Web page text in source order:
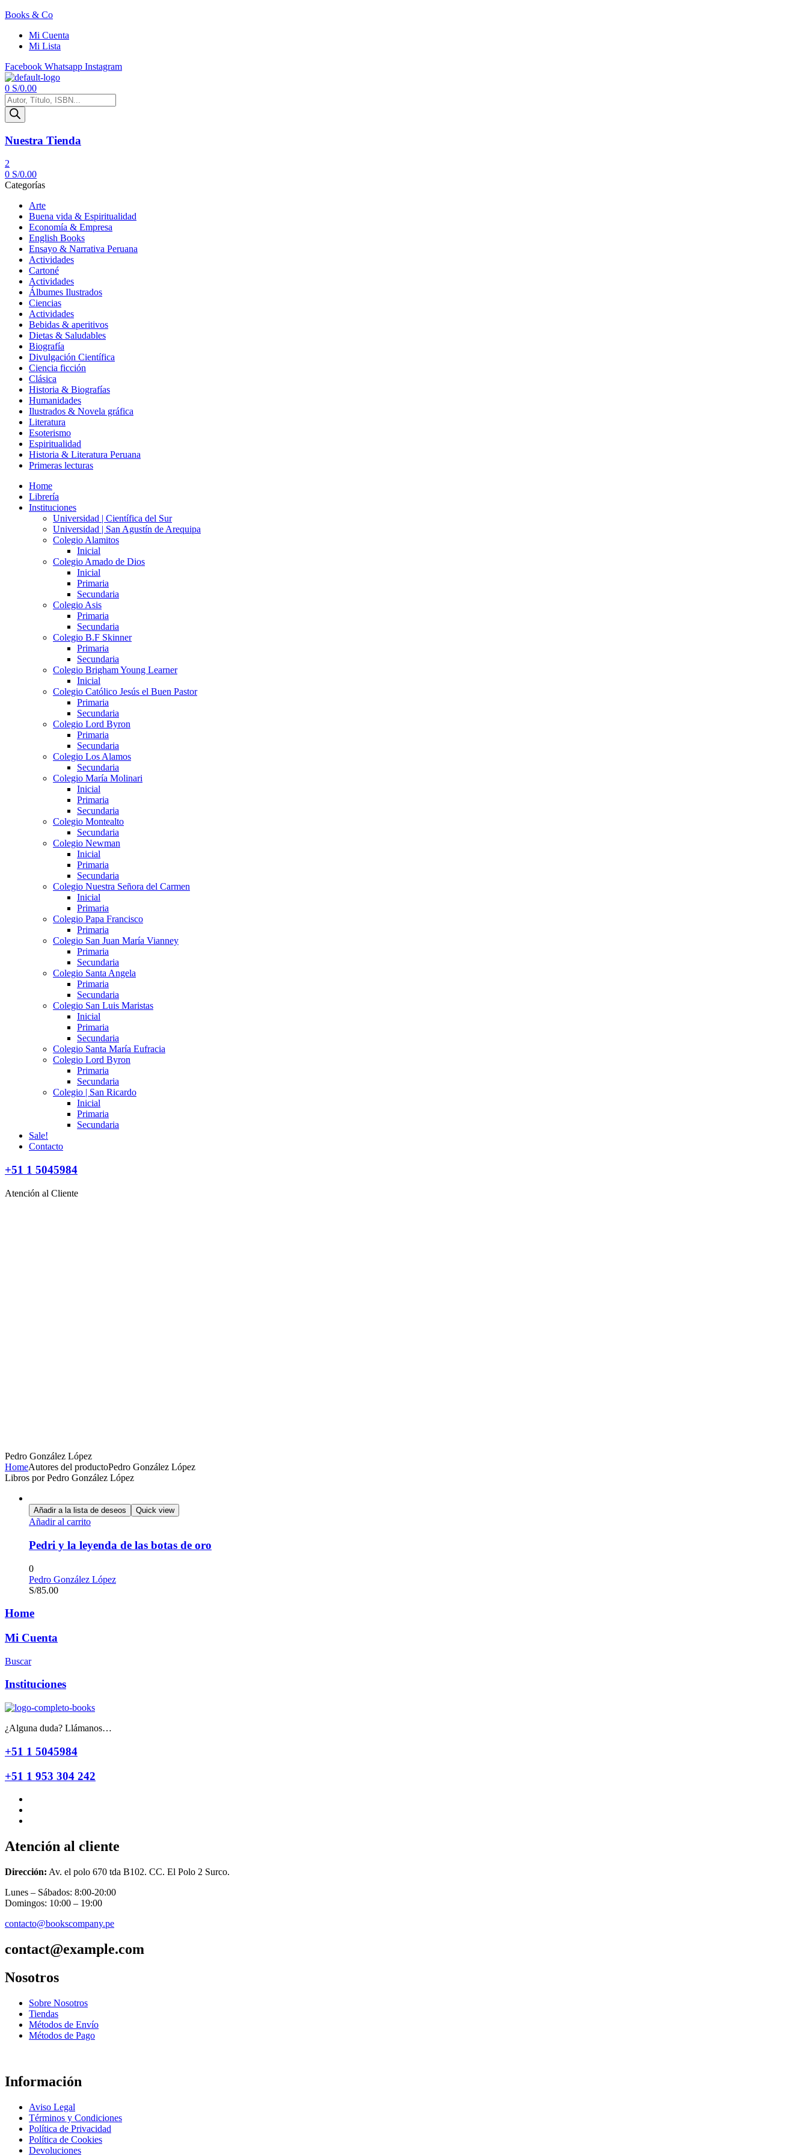
Books & Co
Mi Cuenta
Mi Lista
Facebook Whatsapp Instagram
Menú
0 S/0.00
Búsqueda
de
productos
Nuestra Tienda
2
0 S/0.00
Categorías
Arte
Buena vida & Espiritualidad
Economía & Empresa
English Books
Ensayo & Narrativa Peruana
Actividades
Cartoné
Actividades
Álbumes Ilustrados
Ciencias
Actividades
Bebidas & aperitivos
Dietas & Saludables
Biografía
Divulgación Científica
Ciencia ficción
Clásica
Historia & Biografías
Humanidades
Ilustrados & Novela gráfica
Literatura
Esoterismo
Espiritualidad
Historia & Literatura Peruana
Primeras lecturas
Home
Librería
Instituciones
Universidad | Científica del Sur
Universidad | San Agustín de Arequipa
Colegio Alamitos
Inicial
Colegio Amado de Dios
Inicial
Primaria
Secundaria
Colegio Asis
Primaria
Secundaria
Colegio B.F Skinner
Primaria
Secundaria
Colegio Brigham Young Learner
Inicial
Colegio Católico Jesús el Buen Pastor
Primaria
Secundaria
Colegio Lord Byron
Primaria
Secundaria
Colegio Los Alamos
Secundaria
Colegio María Molinari
Inicial
Primaria
Secundaria
Colegio Montealto
Secundaria
Colegio Newman
Inicial
Primaria
Secundaria
Colegio Nuestra Señora del Carmen
Inicial
Primaria
Colegio Papa Francisco
Primaria
Colegio San Juan María Vianney
Primaria
Secundaria
Colegio Santa Angela
Primaria
Secundaria
Colegio San Luis Maristas
Inicial
Primaria
Secundaria
Colegio Santa María Eufracia
Colegio Lord Byron
Primaria
Secundaria
Colegio | San Ricardo
Inicial
Primaria
Secundaria
Sale!
Contacto
+51 1 5045984
Atención al Cliente
Pedro González López
HomeAutores del productoPedro González López
Libros por Pedro González López
Añadir a la lista de deseos Quick view
Añadir al carrito
Pedri y la leyenda de las botas de oro
0
Pedro González López
S/85.00
Home
Mi Cuenta
Buscar
Instituciones
¿Alguna duda? Llámanos…
+51 1 5045984
+51 1 953 304 242
Atención al cliente
Dirección: Av. el polo 670 tda B102. CC. El Polo 2 Surco.
Lunes – Sábados: 8:00-20:00
Domingos: 10:00 – 19:00
contacto@bookscompany.pe
contact@example.com
Nosotros
Sobre Nosotros
Tiendas
Métodos de Envío
Métodos de Pago
Información
Aviso Legal
Términos y Condiciones
Política de Privacidad
Política de Cookies
Devoluciones